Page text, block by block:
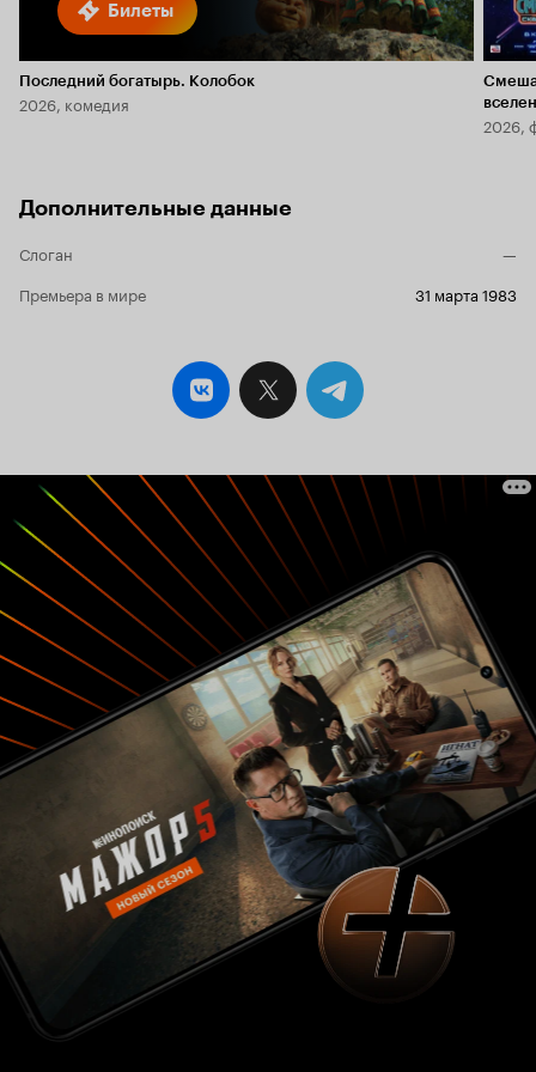
Билеты
Последний богатырь. Колобок
2026, комедия
2026,
Дополнительные данные
Слоган
—
Премьера в мире
31 марта 1983